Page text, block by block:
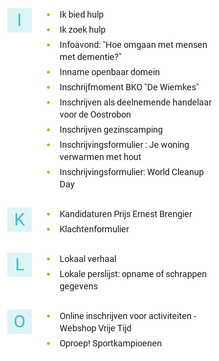
I
Ik bied hulp
Ik zoek hulp
Infoavond: "Hoe omgaan met mensen
met dementie?"
Inname openbaar domein
Inschrijfmoment BKO "De Wiemkes"
Inschrijven als deelnemende handelaar
voor de Oostrobon
Inschrijven gezinscamping
Inschrijvingsformulier : Je woning
verwarmen met hout
Inschrijvingsformulier: World Cleanup
Day
K
Kandidaturen Prijs Ernest Brengier
Klachtenformulier
L
Lokaal verhaal
Lokale perslijst: opname of schrappen
gegevens
O
Online inschrijven voor activiteiten -
Webshop Vrije Tijd
Oproep! Sportkampioenen